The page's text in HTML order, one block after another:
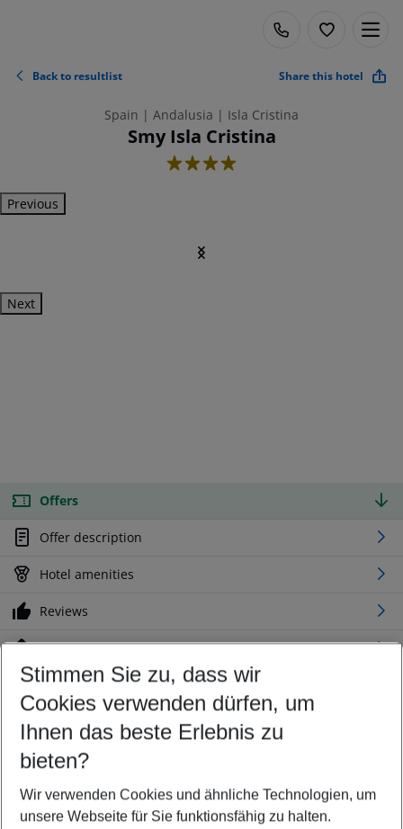
Back to resultlist Share this hotel
Spain | Andalusia | Isla Cristina
Smy Isla Cristina
4
Previous
Next
Offers
Offer description
Hotel amenities
Reviews
Location
Customize your offer
Find the perfect deal which suits your best
Your departure airport
Any airport
Select your date range
09/08/26–07/08/27 5-8 nights
Stimmen Sie zu, dass wir
Cookies verwenden dürfen, um
Ihnen das beste Erlebnis zu
bieten?
Wir verwenden Cookies und ähnliche Technologien, um
unsere Webseite für Sie funktionsfähig zu halten.